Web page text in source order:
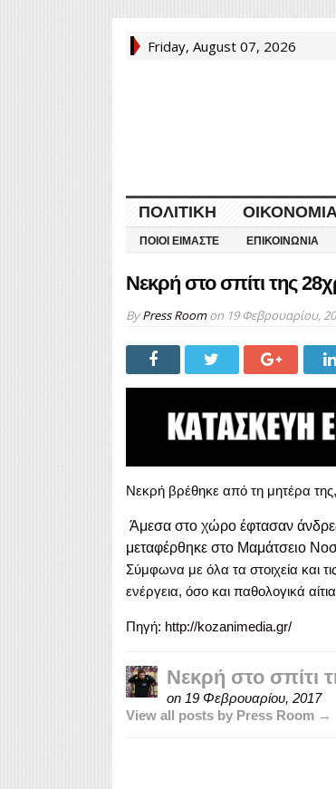
Friday, August 07, 2026
ΠΟΛΙΤΙΚΉ ΟΙΚΟΝΟΜΊΑ
ΠΟΙΟΙ ΕΊΜΑΣΤΕ ΕΠΙΚΟΙΝΩΝΊΑ
Νεκρή στο σπίτι της
ByPress Roomon 19 Φεβρουαρίου,
Νεκρή βρέθηκε από τη μητέρα
Άμεσα στο χώρο έφτασαν
μεταφέρθηκε στο Μαμάτσειο
Σύμφωνα με όλα τα στοιχεία και
ενέργεια, όσο και παθολογικά
Πηγή: http://kozanimedia.gr/
Νεκρή στο σπίτι
on 19 Φεβρουαρίου, 2017
View all posts by Press Room →